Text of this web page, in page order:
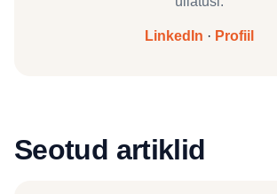
LinkedIn · Profiil
Seotud artiklid